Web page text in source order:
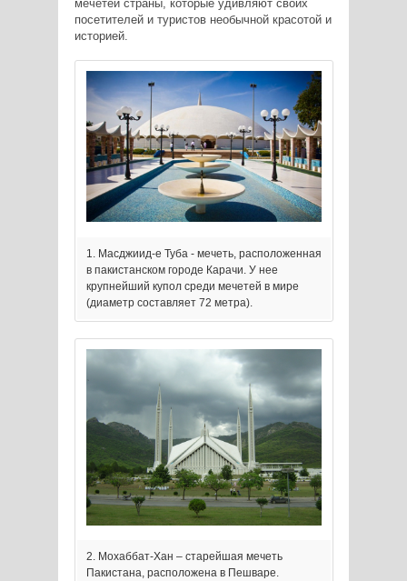
мечетей страны, которые удивляют своих
посетителей и туристов необычной красотой и
историей.
1. Масджиид-е Туба - мечеть, расположенная
в пакистанском городе Карачи. У нее
крупнейший купол среди мечетей в мире
(диаметр составляет 72 метра).
2. Мохаббат-Хан – старейшая мечеть
Пакистана, расположена в Пешваре.